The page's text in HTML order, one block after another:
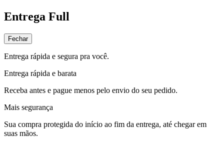
Entrega Full
Fechar
Entrega rápida e segura pra você.
Entrega rápida e barata
Receba antes e pague menos pelo envio do seu pedido.
Mais segurança
Sua compra protegida do início ao fim da entrega, até chegar em
suas mãos.